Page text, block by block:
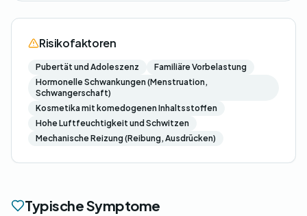
Risikofaktoren
Pubertät und Adoleszenz
Familiäre Vorbelastung
Hormonelle Schwankungen (Menstruation,
Schwangerschaft)
Kosmetika mit komedogenen Inhaltsstoffen
Hohe Luftfeuchtigkeit und Schwitzen
Mechanische Reizung (Reibung, Ausdrücken)
Typische Symptome